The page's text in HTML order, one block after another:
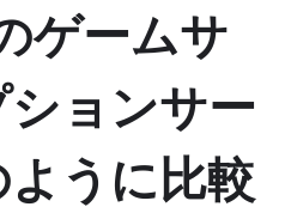
ゲームサ
ョンサー
うに比較